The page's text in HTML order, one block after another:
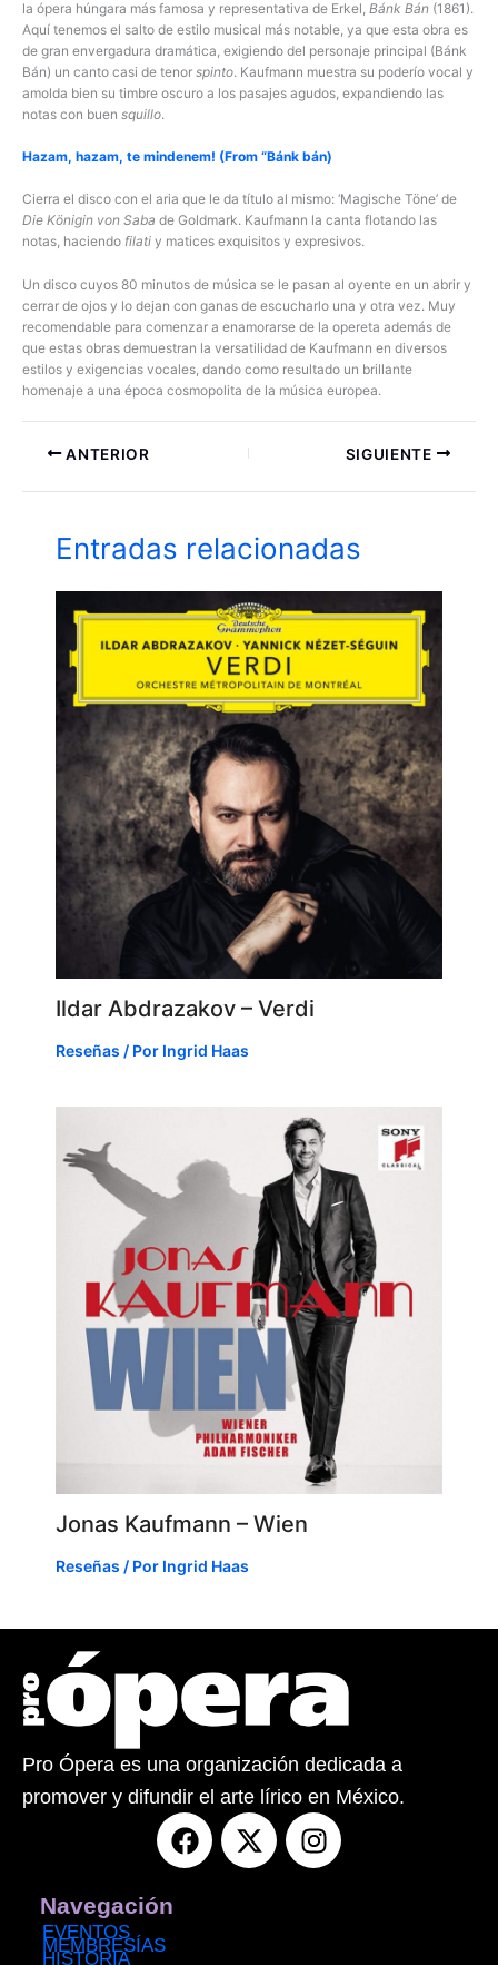
la ópera húngara más famosa y representativa de Erkel, Bánk Bán (1861).
Aquí tenemos el salto de estilo musical más notable, ya que esta obra es
de gran envergadura dramática, exigiendo del personaje principal (Bánk
Bán) un canto casi de tenor spinto. Kaufmann muestra su poderío vocal y
amolda bien su timbre oscuro a los pasajes agudos, expandiendo las
notas con buen squillo.
Hazam, hazam, te mindenem! (From “Bánk bán)
Cierra el disco con el aria que le da título al mismo: ‘Magische Töne’ de
Die Königin von Saba de Goldmark. Kaufmann la canta flotando las
notas, haciendo filati y matices exquisitos y expresivos.
Un disco cuyos 80 minutos de música se le pasan al oyente en un abrir y
cerrar de ojos y lo dejan con ganas de escucharlo una y otra vez. Muy
recomendable para comenzar a enamorarse de la opereta además de
que estas obras demuestran la versatilidad de Kaufmann en diversos
estilos y exigencias vocales, dando como resultado un brillante
homenaje a una época cosmopolita de la música europea.
ANTERIOR SIGUIENTE
Entradas relacionadas
Ildar Abdrazakov – Verdi
Reseñas / Por Ingrid Haas
Jonas Kaufmann – Wien
Reseñas / Por Ingrid Haas
Pro Ópera es una organización dedicada a
promover y difundir el arte lírico en México.
F
a
X
-
I
n
Navegación
EVENTOS
MEMBRESÍAS
HISTORIA